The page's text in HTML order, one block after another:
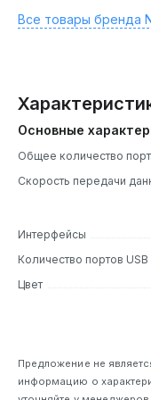
Все товары бренда
Основные
Общее количество
Скорость передачи
Интерфейсы
Количество портов USB
Цвет
Предложение не
информацию о